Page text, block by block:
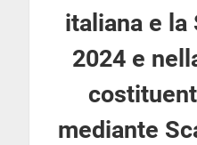
italiana e la
2024 e
mediante